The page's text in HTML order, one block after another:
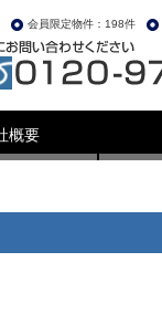
会員限定物件：198件
概要